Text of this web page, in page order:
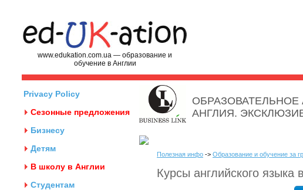
www.edukation.com.ua — образование и
обучение в Англии
Privacy Policy
Сезонные предложения
Бизнесу
Детям
В школу в Англии
Студентам
ОБРАЗОВАТЕЛЬНОЕ
АНГЛИЯ.
Полезная инфо -> Образование и обучение за
Курсы английского языка